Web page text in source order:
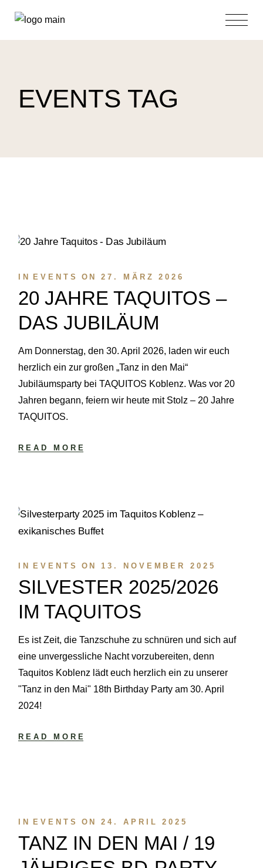
EVENTS TAG
IN EVENTS ON 27. MÄRZ 2026
20 JAHRE TAQUITOS –
DAS JUBILÄUM
Am Donnerstag, den 30. April 2026, laden wir euch
herzlich ein zur großen „Tanz in den Mai“
Jubiläumsparty bei TAQUITOS Koblenz. Was vor 20
Jahren begann, feiern wir heute mit Stolz – 20 Jahre
TAQUITOS.
READ MORE
IN EVENTS ON 13. NOVEMBER 2025
SILVESTER 2025/2026
IM TAQUITOS
Es ist Zeit, die Tanzschuhe zu schnüren und sich auf
eine unvergessliche Nacht vorzubereiten, denn
Taquitos Koblenz lädt euch herzlich ein zu unserer
"Tanz in den Mai" 18th Birthday Party am 30. April
2024!
READ MORE
IN EVENTS ON 24. APRIL 2025
TANZ IN DEN MAI / 19